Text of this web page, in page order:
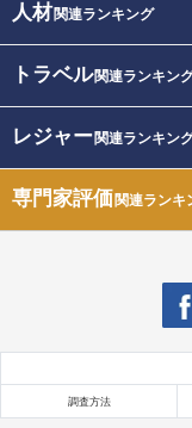
人材関連ランキング
トラベル関連ランキン
レジャー関連ランキン
専門家評価関連ランキ
調査方法